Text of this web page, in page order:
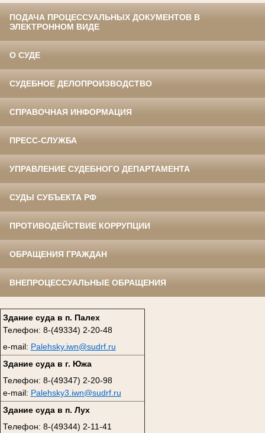
ПОДАЧА ПРОЦЕССУАЛЬНЫХ ДОКУМЕНТОВ В
ЭЛЕКТРОННОМ ВИДЕ
О СУДЕ
СУДЕБНОЕ ДЕЛОПРОИЗВОДСТВО
СПРАВОЧНАЯ ИНФОРМАЦИЯ
ПРЕСС-СЛУЖБА
УПРАВЛЕНИЕ СУДЕБНОГО ДЕПАРТАМЕНТА
СУДЫ СУБЪЕКТА РФ
ПРОТИВОДЕЙСТВИЕ КОРРУПЦИИ
ОБРАЩЕНИЯ ГРАЖДАН
ВНЕПРОЦЕССУАЛЬНЫЕ ОБРАЩЕНИЯ
Здание суда в п. Палех
Телефон: 8-(49334) 2-20-48
e-mail: Palehsky.iwn@sudrf.ru
Здание суда в г. Южа
Телефон: 8-(49347) 2-20-98
e-mail: Palehsky3.iwn@sudrf.ru
Здание суда в п. Лух
Телефон: 8-(49344) 2-11-41